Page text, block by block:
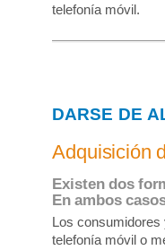
telefonía móvil.
DARSE DE
Adquisición
Existen dos
En ambos
Los
telefonía móvil o